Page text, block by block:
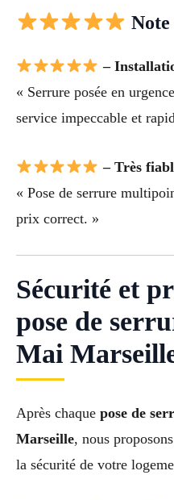
Note
–
« Serrure posée en
service impeccable et
– Très
« Pose de serrure
prix correct. »
Sécurité et
pose de
Mai
Après chaque pose de
Marseille, nous
la sécurité de votre